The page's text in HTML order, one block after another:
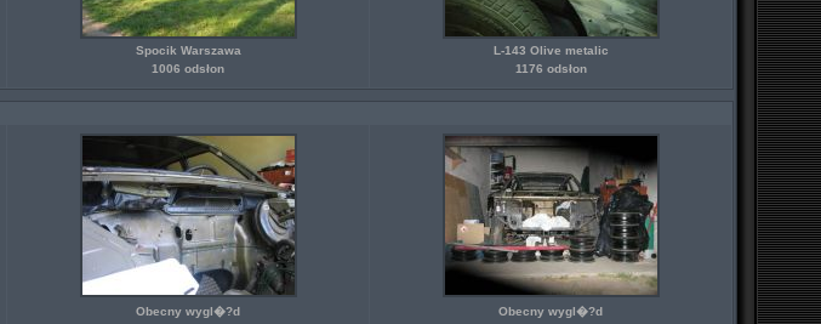
Spocik Warszawa
1006 odsłon
L-143 Olive metalic
1176 odsłon
Obecny wygl�?d Obecny wygl�?d